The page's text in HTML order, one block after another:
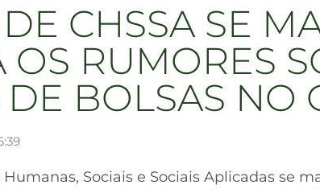
CHSSA SE
OS RUMORES
DE BOLSAS NO
Sociais e Sociais Aplicadas se